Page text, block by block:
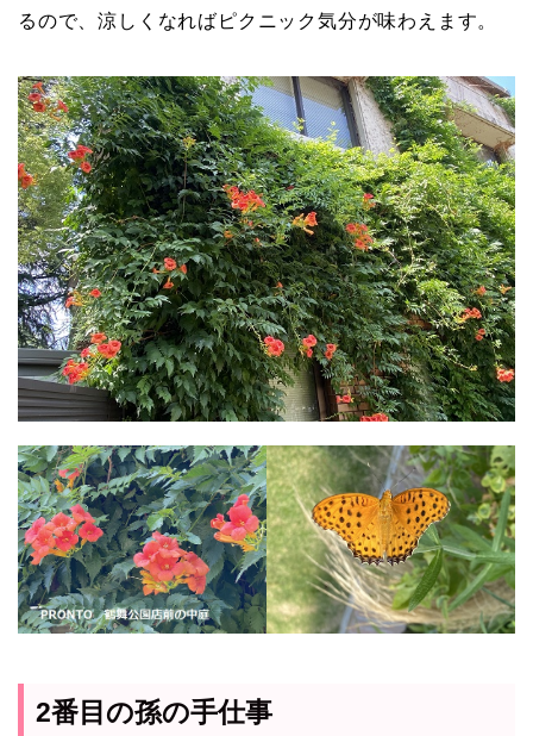
るので、涼しくなればピクニック気分が味わえます。
2番目の孫の手仕事